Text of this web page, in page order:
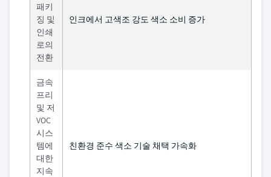
패키
징 및
인쇄
로의
전환
인크에서 고색조 강도 색소 소비 증가
금속
프리
및 저
VOC
시스
템에
대한
지속
친환경 준수 색소 기술 채택 가속화